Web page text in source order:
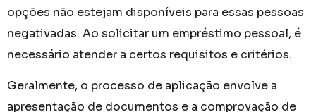
opções não estejam disponíveis para essas pessoas
negativadas. Ao solicitar um empréstimo pessoal, é
necessário atender a certos requisitos e critérios.
Geralmente, o processo de aplicação envolve a
apresentação de documentos e a comprovação de